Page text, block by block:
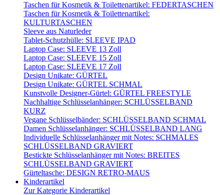
Taschen für Kosmetik & Toilettenartikel: FEDERTASCHEN
Taschen für Kosmetik & Toilettenartikel:
KULTURTASCHEN
Sleeve aus Naturleder
Tablet-Schutzhülle: SLEEVE IPAD
Laptop Case: SLEEVE 13 Zoll
Laptop Case: SLEEVE 15 Zoll
Laptop Case: SLEEVE 17 Zoll
Design Unikate: GÜRTEL
Design Unikate: GÜRTEL SCHMAL
Kunstvolle Designer-Gürtel: GÜRTEL FREESTYLE
Nachhaltige Schlüsselanhänger: SCHLÜSSELBAND
KURZ
Vegane Schlüsselbänder: SCHLÜSSELBAND SCHMAL
Damen Schlüsselanhänger: SCHLÜSSELBAND LANG
Individuelle Schlüsselanhänger mit Notes: SCHMALES
SCHLÜSSELBAND GRAVIERT
Bestickte Schlüsselanhänger mit Notes: BREITES
SCHLÜSSELBAND GRAVIERT
Gürteltasche: DESIGN RETRO-MAUS
Kinderartikel
Zur Kategorie Kinderartikel